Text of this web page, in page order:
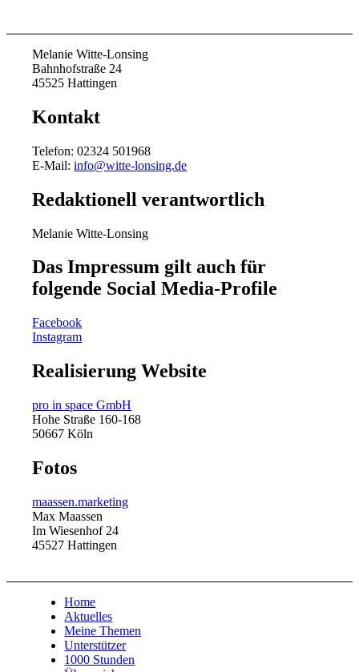
Melanie Witte-Lonsing
Bahnhofstraße 24
45525 Hattingen
Kontakt
Telefon: 02324 501968
E-Mail:info@witte-lonsing.de
Redaktionell verantwort­lich
Melanie Witte-Lonsing
Das Impressum gilt auch für
folgende Social Media-Profile
Facebook
Instagram
Realisierung Website
pro in space GmbH
Hohe Straße 160-168
50667 Köln
Fotos
maassen.marketing
Max Maassen
Im Wiesenhof 24
45527 Hattingen
Home
Aktuelles
Meine Themen
Unterstützer
1000 Stunden